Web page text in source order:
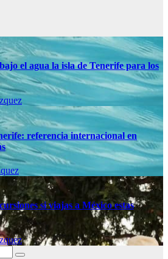
el agua la isla de Tenerife para los
referencia internacional en
si viajas a México estas